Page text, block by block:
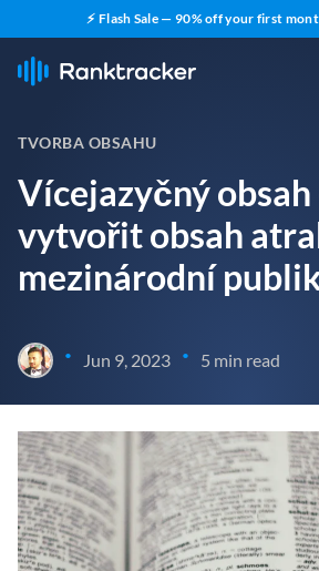
⚡ Flash Sale — 90% off your first
TVORBA OBSAHU
Vícejazyčný obsah
vytvořit obsah
mezinárodní
• Jun 9, 2023 • 5 min read